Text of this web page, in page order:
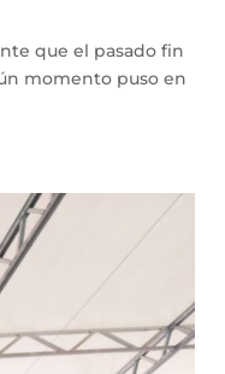
que el pasado fin
momento puso en